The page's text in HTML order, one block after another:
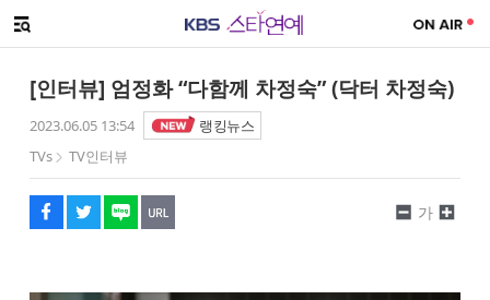
메뉴 열기
[인터뷰] 엄정화 “다함께 차정숙” (닥터 차정숙)
2023.06.05 13:54
랭킹뉴스
TVs
TV인터뷰
페이스북
트위터
네이버
URL복사
글씨 작게보기
가
글씨 크게보기